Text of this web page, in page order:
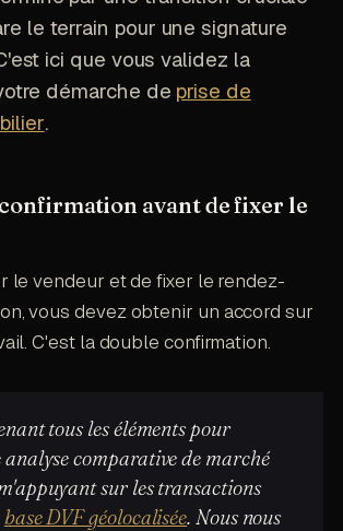
le terrain pour une signature
ici que vous validez la
démarche de prise de
.
avant de fixer le
le vendeur et de fixer le rendez-
vous devez obtenir un accord sur
C'est la double confirmation.
tous les éléments pour
comparative de marché
sur les transactions
base DVF géolocalisée. Nous nous